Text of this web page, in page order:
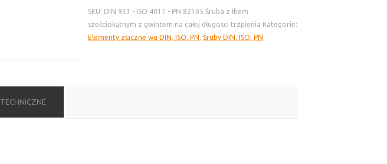
SKU: DIN 933 - ISO 4017 - PN 82105 Śruba z łbem
sześciokątnym z gwintem na całej długości trzpienia Kategorie:
Elementy złączne wg DIN, ISO, PN, Śruby DIN, ISO, PN